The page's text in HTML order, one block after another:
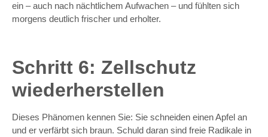
ein – auch nach nächtlichem Aufwachen – und fühlten sich
morgens deutlich frischer und erholter.
Schritt 6: Zellschutz
wiederherstellen
Dieses Phänomen kennen Sie: Sie schneiden einen Apfel an
und er verfärbt sich braun. Schuld daran sind freie Radikale in